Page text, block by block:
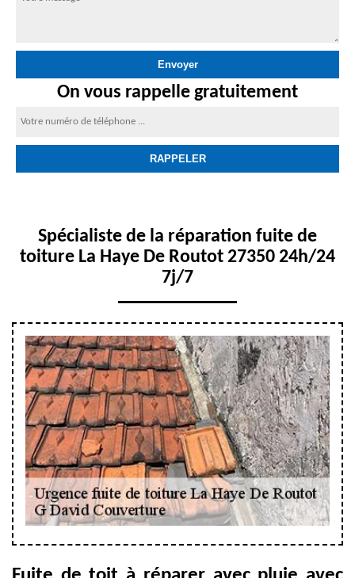
On vous rappelle gratuitement
Spécialiste de la réparation fuite de
toiture La Haye De Routot 27350 24h/24
7j/7